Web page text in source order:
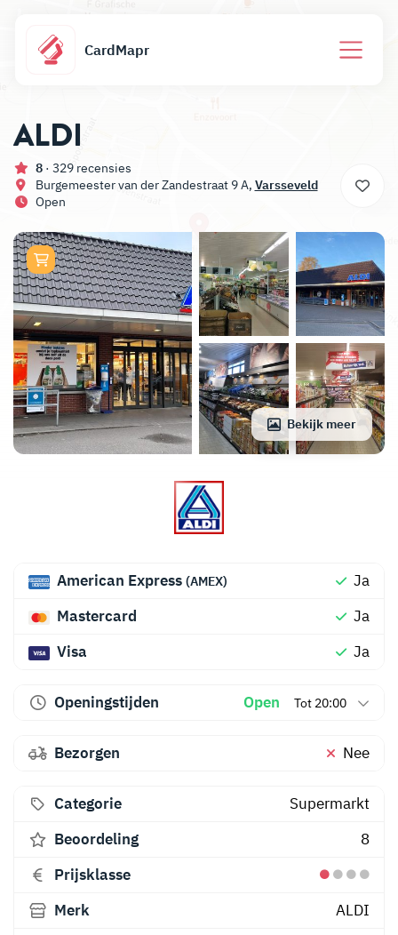
CardMapr
ALDI
8 · 329 recensies
Burgemeester van der Zandestraat 9 A, Varsseveld
Open
Bekijk meer
American Express (AMEX)
Ja
Mastercard
Ja
Visa
Ja
Openingstijden Open Tot 20:00
Bezorgen Nee
Categorie
Supermarkt
Beoordeling
8
Prijsklasse
Merk
ALDI